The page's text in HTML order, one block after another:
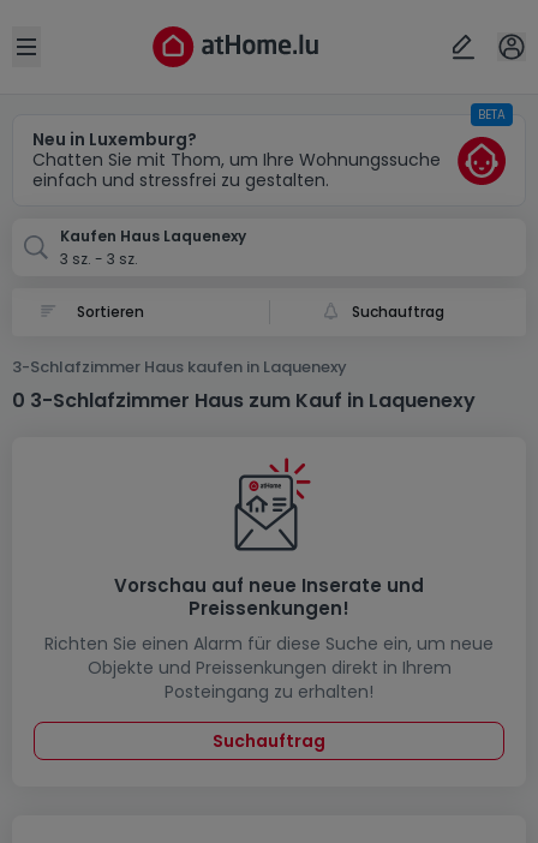
Open sidebar
Neu in Luxemburg?
Chatten Sie mit Thom, um Ihre Wohnungssuche
einfach und stressfrei zu gestalten.
BETA
Kaufen Haus Laquenexy
3 sz. - 3 sz.
Suchauftrag
3-Schlafzimmer Haus kaufen in Laquenexy
0 3-Schlafzimmer Haus zum Kauf in Laquenexy
Vorschau auf neue Inserate und
Preissenkungen!
Richten Sie einen Alarm für diese Suche ein, um neue
Objekte und Preissenkungen direkt in Ihrem
Posteingang zu erhalten!
Suchauftrag
Ort
Abbrechen ok